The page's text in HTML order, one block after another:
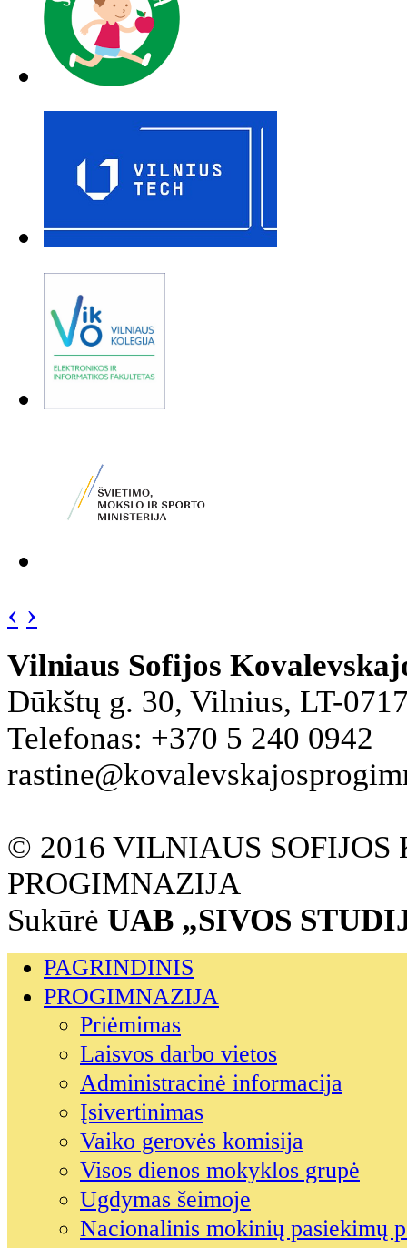
‹ ›
Vilniaus Sofijos
Dūkštų g. 30, Vilnius, LT-
Telefonas: +370 5 240 0942
© 2016 VILNIAUS SOFIJOS
PROGIMNAZIJA
Sukūrė UAB „SIVOS
PAGRINDINIS
PROGIMNAZIJA
Priėmimas
Laisvos darbo vietos
Administracinė informacija
Įsivertinimas
Vaiko gerovės komisija
Visos dienos mokyklos grupė
Ugdymas šeimoje
Nacionalinis mokinių pasiekimų